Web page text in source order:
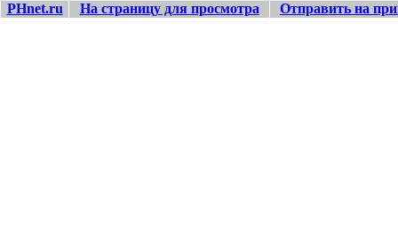
PHnet.ru На страницу для просмотра Отправить на